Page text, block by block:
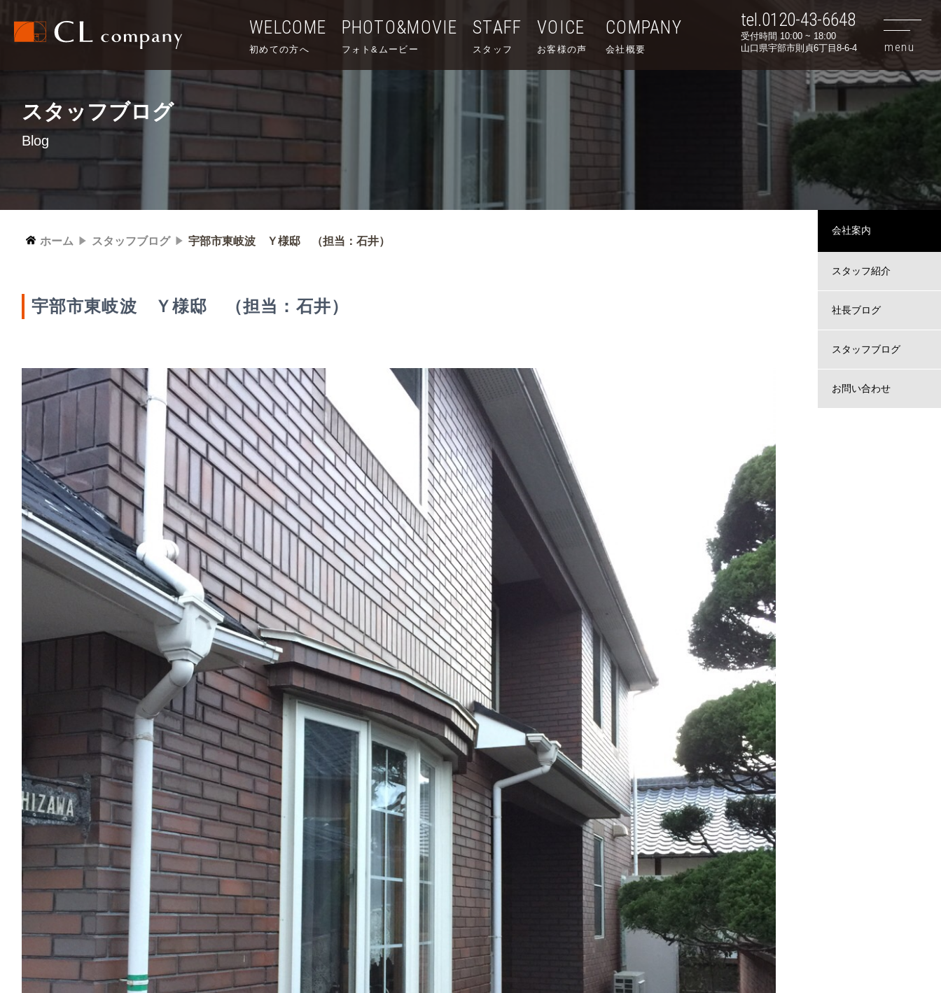
WELCOME
初めての方へ
PHOTO&MOVIE
フォト&ムービー
STAFF
スタッフ
VOICE
お客様の声
COMPANY
会社概要
tel.0120-43-6648
受付時間 10:00 ~ 18:00
山口県宇部市則貞6丁目8-6-4
スタッフブログ
Blog
ホーム スタッフブログ 宇部市東岐波 Ｙ様邸 （担当：石井）
宇部市東岐波 Ｙ様邸 （担当：石井）
会社案内
スタッフ紹介
社長ブログ
スタッフブログ
お問い合わせ